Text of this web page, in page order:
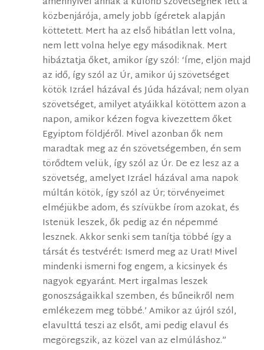
közbenjárója, amely jobb ígéretek alapján
köttetett. Mert ha az első hibátlan lett volna,
nem lett volna helye egy másodiknak. Mert
hibáztatja őket, amikor így szól: ‘Íme, eljön majd
az idő, így szól az Úr, amikor új szövetséget
kötök Izráel házával és Júda házával; nem olyan
szövetséget, amilyet atyáikkal kötöttem azon a
napon, amikor kézen fogva kivezettem őket
Egyiptom földjéről. Mivel azonban ők nem
maradtak meg az én szövetségemben, én sem
törődtem velük, így szól az Úr. De ez lesz az a
szövetség, amelyet Izráel házával ama napok
múltán kötök, így szól az Úr; törvényeimet
elméjükbe adom, és szívükbe írom azokat, és
Istenük leszek, ők pedig az én népemmé
lesznek. Akkor senki sem tanítja többé így a
társát és testvérét: Ismerd meg az Urat! Mivel
mindenki ismerni fog engem, a kicsinyek és
nagyok egyaránt. Mert irgalmas leszek
gonoszságaikkal szemben, és bűneikről nem
emlékezem meg többé.’ Amikor az újról szól,
elavulttá teszi az elsőt, ami pedig elavul és
megöregszik, az közel van az elmúláshoz.”